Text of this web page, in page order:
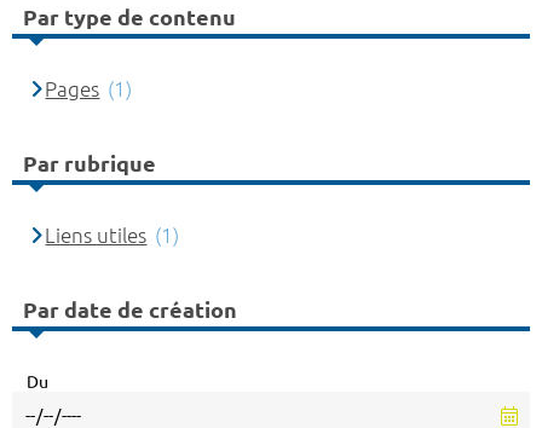
Par type de contenu
Pages (1)
Par rubrique
Liens utiles (1)
Par date de création
Du